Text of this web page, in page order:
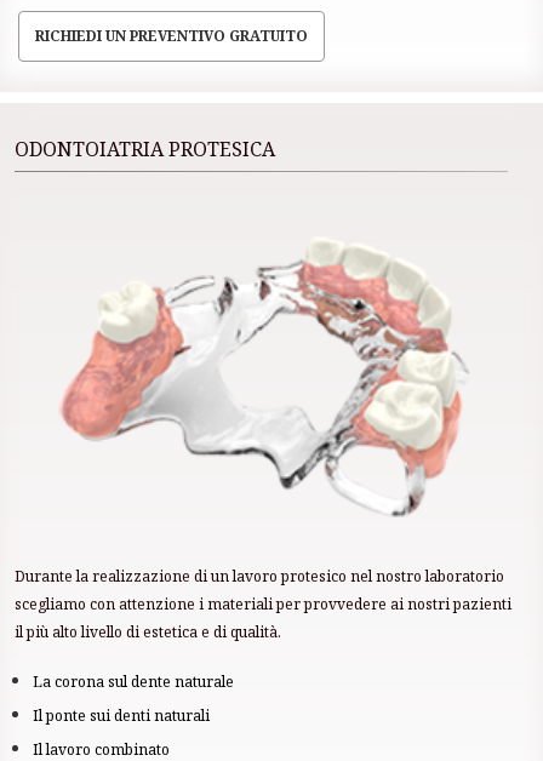
RICHIEDI UN PREVENTIVO GRATUITO
ODONTOIATRIA PROTESICA
Durante la realizzazione di un lavoro protesico nel nostro laboratorio
scegliamo con attenzione i materiali per provvedere ai nostri pazienti
il più alto livello di estetica e di qualità.
La corona sul dente naturale
Il ponte sui denti naturali
Il lavoro combinato